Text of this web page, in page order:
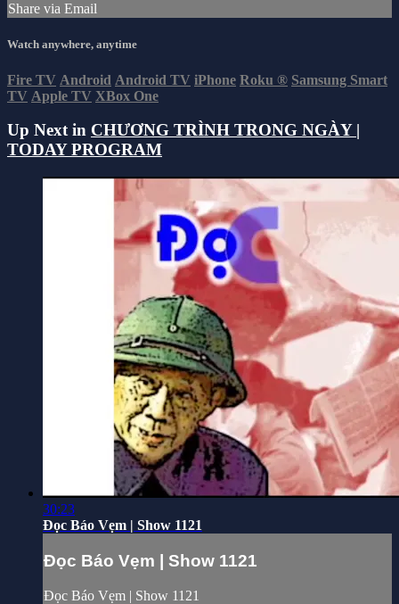
Share via Email
Watch anywhere, anytime
Fire TV Android Android TV iPhone Roku ® Samsung Smart
TV Apple TV XBox One
Up Next in CHƯƠNG TRÌNH TRONG NGÀY |
TODAY PROGRAM
30:23
Đọc Báo Vẹm | Show 1121
Đọc Báo Vẹm | Show 1121
Đọc Báo Vẹm | Show 1121